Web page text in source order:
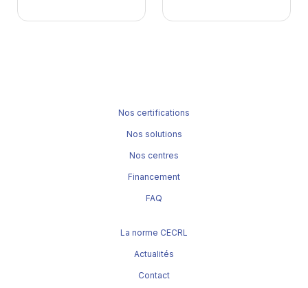
Nos certifications
Nos solutions
Nos centres
Financement
FAQ
La norme CECRL
Actualités
Contact